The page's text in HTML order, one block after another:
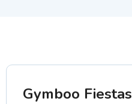
Gymboo Fiestas